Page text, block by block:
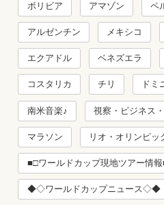
ボリビア アマゾン ペ
アルゼンチン メキシコ
エクアドル ベネズエラ
コスタリカ チリ ドミ
南米音楽♪ 視察・ビジネス
マラソン リオ・オリンピッ
■□ワールドカップ現地ツアー情報
◆◇ワールドカップニュース◇◆